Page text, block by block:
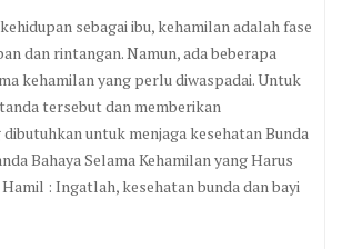
sebagai ibu, kehamilan adalah fase
dan rintangan. Namun, ada beberapa
kehamilan yang perlu diwaspadai. Untuk
tersebut dan memberikan
untuk menjaga kesehatan Bunda
Bahaya Selama Kehamilan yang Harus
: Ingatlah, kesehatan bunda dan bayi